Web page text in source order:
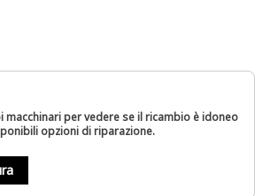
macchinari per vedere se il ricambio è idoneo
opzioni di riparazione.